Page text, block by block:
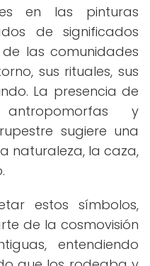
en las pinturas
de significados
las comunidades
sus rituales, sus
La presencia de
y
sugiere una
naturaleza, la caza,
estos símbolos,
de la cosmovisión
entendiendo